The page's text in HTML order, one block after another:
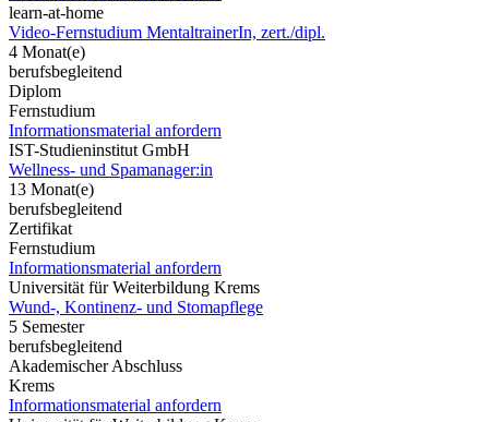
learn-at-home
Video-Fernstudium MentaltrainerIn, zert./dipl.
4 Monat(e)
berufsbegleitend
Diplom
Fernstudium
Informationsmaterial anfordern
IST-Studieninstitut GmbH
Wellness- und Spamanager:in
13 Monat(e)
berufsbegleitend
Zertifikat
Fernstudium
Informationsmaterial anfordern
Universität für Weiterbildung Krems
Wund-, Kontinenz- und Stomapflege
5 Semester
berufsbegleitend
Akademischer Abschluss
Krems
Informationsmaterial anfordern